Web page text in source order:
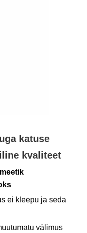
katuse
kvaliteet
ei kleepu ja seda
välimus